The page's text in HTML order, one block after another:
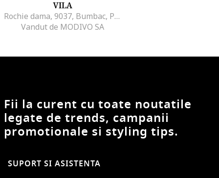
VILA
Rochie dama, 9037, Bumbac, Portocaliu
Vandut de MODIVO SA
Fii la curent cu toate noutatile
legate de trends, campanii
promotionale si styling tips.
SUPORT SI ASISTENTA